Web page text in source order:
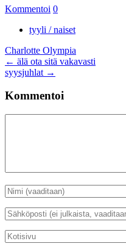
Kommentoi 0
tyyli / naiset
Charlotte Olympia
Artikkelien
selaus
← älä ota sitä vakavasti
syysjuhlat →
Kommentoi
Nimi
*
Sähköposti
*
Kotisivu